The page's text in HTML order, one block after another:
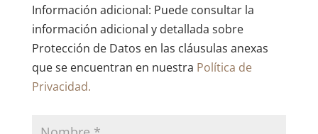
Información adicional: Puede consultar la
información adicional y detallada sobre
Protección de Datos en las cláusulas anexas
que se encuentran en nuestra Política de
Privacidad.